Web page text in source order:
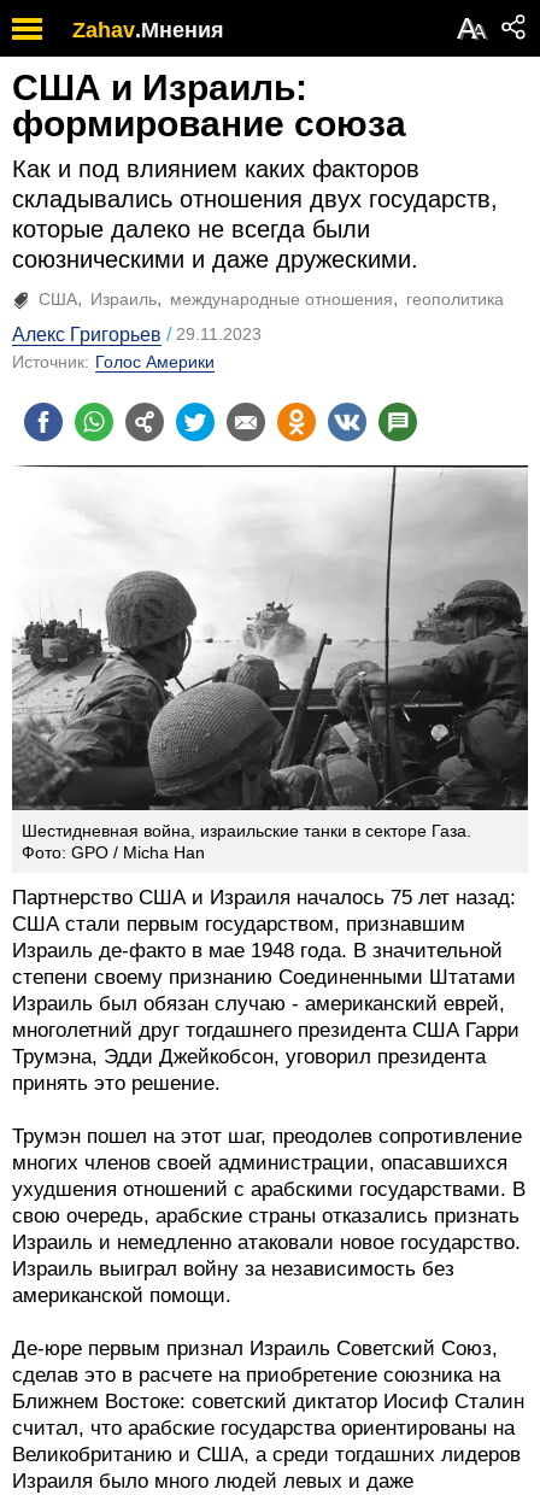
Zahav.Мнения АА
США и Израиль:
формирование союза
Как и под влиянием каких факторов
складывались отношения двух государств,
которые далеко не всегда были
союзническими и даже дружескими.
США Израиль международные отношения геополитика
Алекс Григорьев
29.11.2023
Источник: Голос Америки
Шестидневная война, израильские танки в секторе Газа.
Фото: GPO / Micha Han
Партнерство США и Израиля началось 75 лет назад:
США стали первым государством, признавшим
Израиль де-факто в мае 1948 года. В значительной
степени своему признанию Соединенными Штатами
Израиль был обязан случаю - американский еврей,
многолетний друг тогдашнего президента США Гарри
Трумэна, Эдди Джейкобсон, уговорил президента
принять это решение.
Трумэн пошел на этот шаг, преодолев сопротивление
многих членов своей администрации, опасавшихся
ухудшения отношений с арабскими государствами. В
свою очередь, арабские страны отказались признать
Израиль и немедленно атаковали новое государство.
Израиль выиграл войну за независимость без
американской помощи.
Де-юре первым признал Израиль Советский Союз,
сделав это в расчете на приобретение союзника на
Ближнем Востоке: советский диктатор Иосиф Сталин
считал, что арабские государства ориентированы на
Великобританию и США, а среди тогдашних лидеров
Израиля было много людей левых и даже